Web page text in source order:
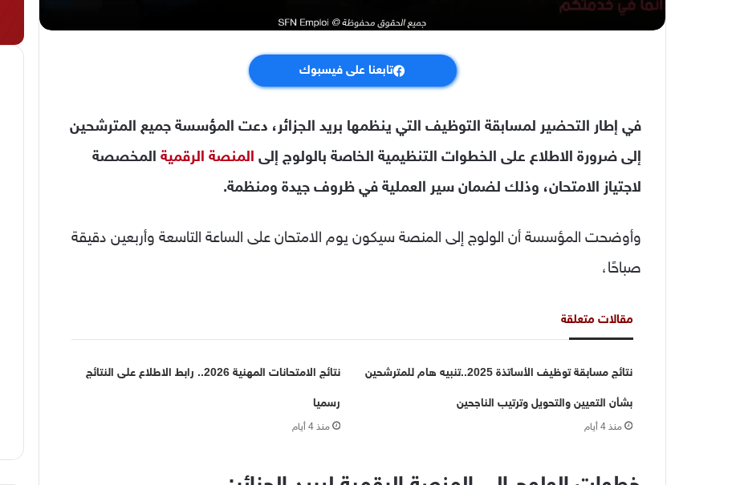
تابعنا على فيسبوك
في إطار التحضير لمسابقة التوظيف التي ينظمها بريد الجزائر، دعت المؤسسة جميع المترشحين
إلى ضرورة الاطلاع على الخطوات التنظيمية الخاصة بالولوج إلى المنصة الرقمية المخصصة
لاجتياز الامتحان، وذلك لضمان سير العملية في ظروف جيدة ومنظمة.
وأوضحت المؤسسة أن الولوج إلى المنصة سيكون يوم الامتحان على الساعة التاسعة وأربعين دقيقة
صباحًا،
مقالات متعلقة
نتائج مسابقة توظيف الأساتذة 2025..تنبيه هام للمترشحين
بشأن التعيين والتحويل وترتيب الناجحين
منذ 4 أيام
نتائج الامتحانات المهنية 2026.. رابط الاطلاع على النتائج
رسميا
منذ 4 أيام